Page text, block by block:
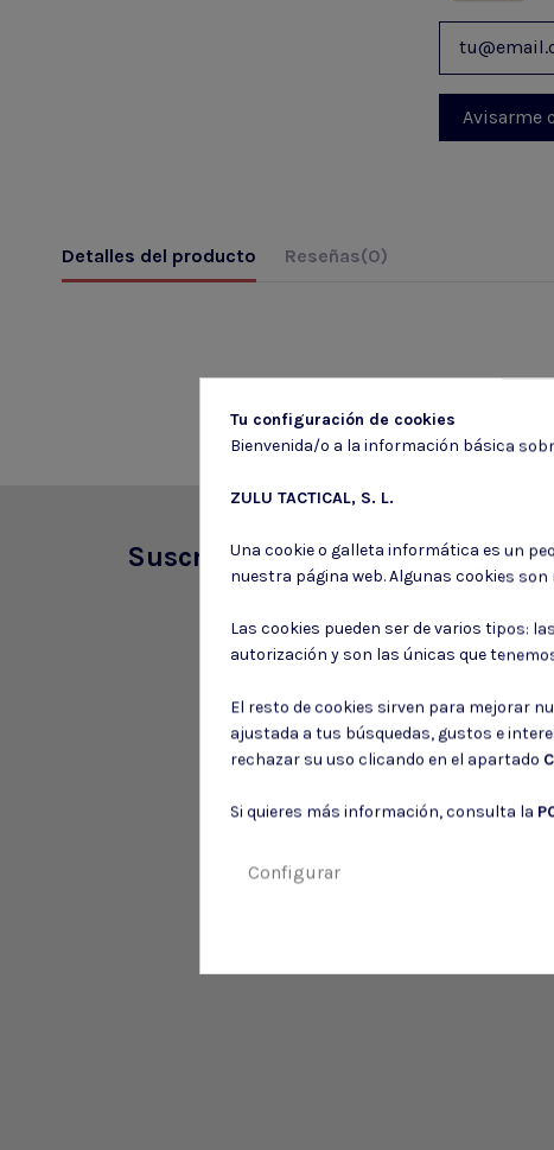
Detalles del producto Reseñas(0)
Suscríbete a nuestro boletín
Tu configuración de cookies
Bienvenida/o a la información básica
ZULU TACTICAL, S. L.
Una cookie o galleta informática es un
nuestra página web. Algunas cookies
Las cookies pueden ser de varios tipos:
autorización y son las únicas que
El resto de cookies sirven para mejorar
ajustada a tus búsquedas, gustos e
rechazar su uso clicando en el apartado
Si quieres más información, consulta la
Configurar